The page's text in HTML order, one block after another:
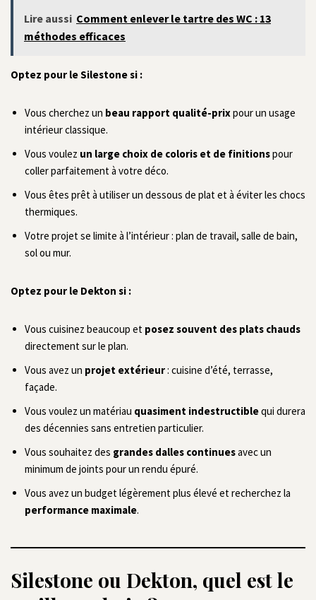
Lire aussi Comment enlever le tartre des WC : 13
méthodes efficaces
Optez pour le Silestone si :
Vous cherchez un beau rapport qualité-prixpour un usage
intérieur classique.
Vous voulez un large choix de coloris et de finitionspour
coller parfaitement à votre déco.
Vous êtes prêt à utiliser un dessous de plat et à éviter les chocs
thermiques.
Votre projet se limite à l’intérieur : plan de travail, salle de bain,
sol ou mur.
Optez pour le Dekton si :
Vous cuisinez beaucoup et posez souvent des plats chauds
directement sur le plan.
Vous avez un projet extérieur: cuisine d’été, terrasse,
façade.
Vous voulez un matériau quasiment indestructiblequi durera
des décennies sans entretien particulier.
Vous souhaitez des grandes dalles continuesavec un
minimum de joints pour un rendu épuré.
Vous avez un budget légèrement plus élevé et recherchez la
performance maximale.
Silestone ou Dekton, quel est le